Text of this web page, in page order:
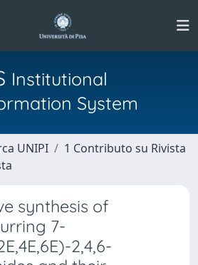
Institutional
System
UNIPI
1 Contributo su Rivista
synthesis of
7-
2,4,6-